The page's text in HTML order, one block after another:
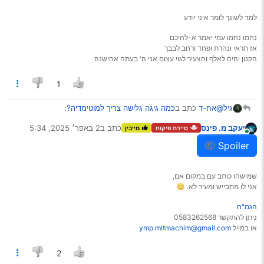
למד לשונך לומר איני יודע
נחמו נחמו עמי יאמר א-להיכם
אז תראי ונהרת ופחד ורחב לבבך
הקטן יהיה לאלף והצעיר לגוי עצום אני ה' בעתה אחישנה
1
גיל@אח-ד כתב בכמה גיגה גלישה צריך למוטימדיה?:
משתמש בוויז,
@יעקב-מ-פינס הראה
(אני שואל מרצון להבין, לא לחלוק, אין לי ווייז…)
מחובר
יעקב מ. פינס סיירת פיקוח מייבין כתב ב2 באפר׳ 2025, 5:34
נערך לאחרונה על ידי
Spoiler
שמישהו כותב עם במקום אם,
אני לו מתבייש ומעיר לא. 😊
הגמ"ח
ניתן להתקשר 0583262568
או במייל ymp.mitmachim@gmail.com
2